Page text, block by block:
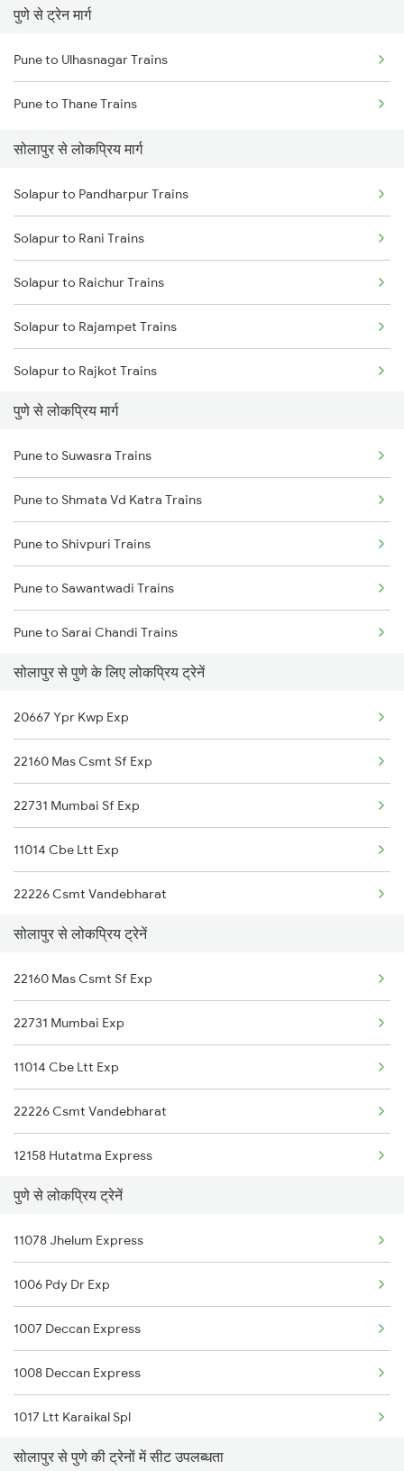
Chennai to Coimbatore Trains
पुणे से ट्रेन मार्ग
Pune to Ulhasnagar Trains
Pune to Thane Trains
सोलापुर से लोकप्रिय मार्ग
Solapur to Pandharpur Trains
Solapur to Rani Trains
Solapur to Raichur Trains
Solapur to Rajampet Trains
Solapur to Rajkot Trains
Solapur to Rajahmundry Trains
Solapur to Ramanagaram Trains
Solapur to Ranibennur Trains
Solapur to Birur Trains
Solapur to Ratlam Trains
Solapur to Renigunta Trains
Solapur to Salem Trains
Solapur to Sattenapalle Trains
Solapur to Bengaluru Trains
Solapur to Hyderabad Trains
पुणे से लोकप्रिय मार्ग
Pune to Suwasra Trains
Pune to Shmata Vd Katra Trains
Pune to Shivpuri Trains
Pune to Sawantwadi Trains
Pune to Sarai Chandi Trains
Pune to Jamshedpur Trains
Pune to Tadepalligudem Trains
Pune to Tanda Trains
Pune to Tandur Trains
सोलापुर से पुणे के लिए लोकप्रिय ट्रेनें
20667 Ypr Kwp Exp
22160 Mas Csmt Sf Exp
22731 Mumbai Sf Exp
11014 Cbe Ltt Exp
22226 Csmt Vandebharat
12158 Hutatma Express
12164 Mas Ltt Sf Exp
16352 Ncj Ltt Express
11302 Udyan Exp
12170 Pune Intercity
16382 Cape Pune Exp
11020 Konark Express
12026 Pune Shatabdi
18519 Vskp Ltt Expres
12702 Hussainsagar Sf
11140 Hpt Csmt Exp
16614 Cbe Rjt Express
सोलापुर से लोकप्रिय ट्रेनें
22160 Mas Csmt Sf Exp
22731 Mumbai Exp
11014 Cbe Ltt Exp
22226 Csmt Vandebharat
12158 Hutatma Express
12164 Mas Ltt Sf Exp
16352 Ncj Csmt Exp
11302 Udyan Exp
12170 Pune Intercity
पुणे से लोकप्रिय ट्रेनें
11078 Jhelum Express
1006 Pdy Dr Exp
1007 Deccan Express
1008 Deccan Express
1017 Ltt Karaikal Spl
1018 Kik Ltt Spl
सोलापुर से पुणे की ट्रेनों में सीट उपलब्धता